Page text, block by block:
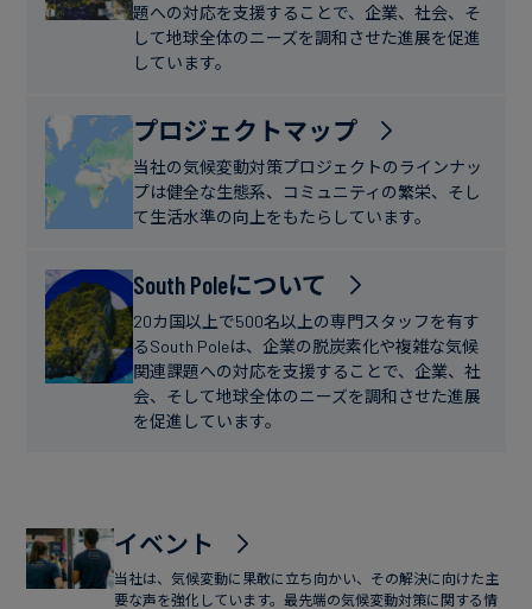
料
ス
テ
ナ
ブ
フ
ァ
イ
ナ
ン
ス
ス
デ
ィ
ニ
ー
ス
題への対応を支援することで、企業、社会、そ
して地球全体のニーズを調和させた進展を促進
しています。
プロジェクトマップ
当社の気候変動対策プロジェクトのラインナッ
プは健全な生態系、コミュニティの繁栄、そし
て生活水準の向上をもたらしています。
South Poleについて
20カ国以上で500名以上の専門スタッフを有す
るSouth Poleは、企業の脱炭素化や複雑な気候
関連課題への対応を支援することで、企業、社
会、そして地球全体のニーズを調和させた進展
を促進しています。
イベント
当社は、気候変動に果敢に立ち向かい、その解決に向けた主
要な声を強化しています。最先端の気候変動対策に関する情